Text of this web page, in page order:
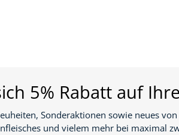
5% Rabatt auf
Sonderaktionen sowie neues
und vielem mehr bei maximal